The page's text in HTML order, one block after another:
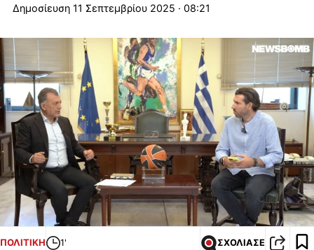
11 Σεπτεμβρίου 2025 · 08:21
ΠΟΛΙΤΙΚΗ 1' ΣΧΟΛΙΑΣΕ